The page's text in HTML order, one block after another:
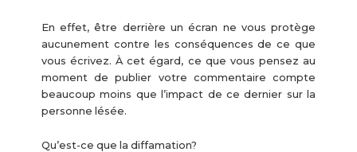
En effet, être derrière un écran ne vous protège
aucunement contre les conséquences de ce que
vous écrivez. À cet égard, ce que vous pensez au
moment de publier votre commentaire compte
beaucoup moins que l’impact de ce dernier sur la
personne lésée.
Qu’est-ce que la diffamation?